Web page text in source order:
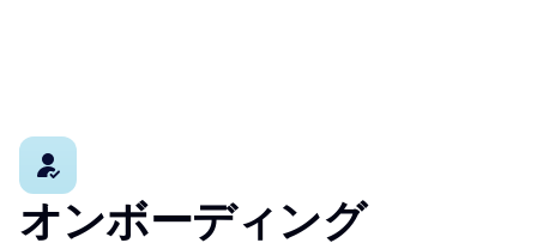
オンボーディング